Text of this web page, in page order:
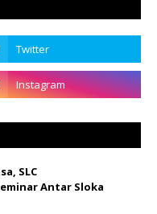
SLC
Antar Sloka